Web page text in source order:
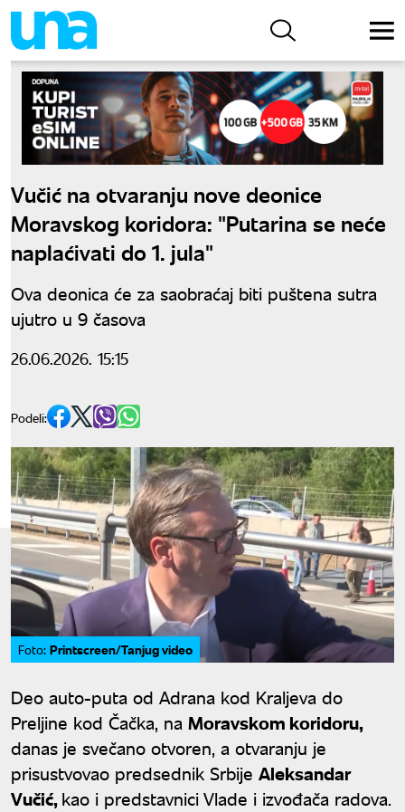
Vučić na otvaranju nove deonice
Moravskog koridora: "Putarina se neće
naplaćivati do 1. jula"
Ova deonica će za saobraćaj biti puštena sutra
ujutro u 9 časova
26.06.2026. 15:15
Podeli:
Foto: Printscreen/Tanjug video
Deo auto-puta od Adrana kod Kraljeva do
Preljine kod Čačka, na Moravskom koridoru,
danas je svečano otvoren, a otvaranju je
prisustvovao predsednik Srbije Aleksandar
Vučić,kao i predstavnici Vlade i izvođača radova.